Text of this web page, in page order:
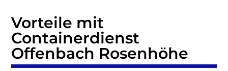
Vorteile mit
Containerdienst
Offenbach Rosenhöhe